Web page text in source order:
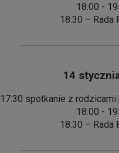
18:00 -
18:30 – Rada
14
17:30 spotkanie z
18:00 -
18:30 – Rada